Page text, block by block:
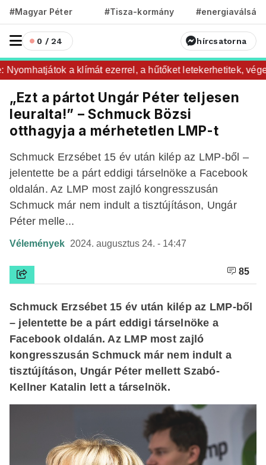
#Magyar Péter #Tisza-kormány #energiaválság
0 / 24 hírcsatorna
a klímát ezerrel, a hűtőket letekerhetitek, vége
„Ezt a pártot Ungár Péter teljesen
leuralta!” – Schmuck Bözsi
otthagyja a mérhetetlen LMP-t
Schmuck Erzsébet 15 év után kilép az LMP-ből –
jelentette be a párt eddigi társelnöke a Facebook
oldalán. Az LMP most zajló kongresszusán
Schmuck már nem indult a tisztújításon, Ungár
Péter melle...
Vélemények 2024. augusztus 24. - 14:47
85
Schmuck Erzsébet 15 év után kilép az LMP-ből
– jelentette be a párt eddigi társelnöke a
Facebook oldalán. Az LMP most zajló
kongresszusán Schmuck már nem indult a
tisztújításon, Ungár Péter mellett Szabó-
Kellner Katalin lett a társelnök.